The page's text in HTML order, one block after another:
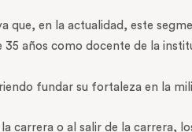
que, en la actualidad, este
años como docente de la
fundar su fortaleza en la
carrera o al salir de la carrera,